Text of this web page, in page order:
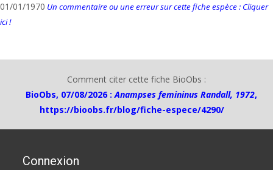
01/01/1970 Un commentaire ou une erreur sur cette fiche espèce : Cliquer
ici !
Comment citer cette fiche BioObs :
BioObs, 07/08/2026 :Anampses femininus Randall, 1972,
https://bioobs.fr/blog/fiche-espece/4290/
Connexion